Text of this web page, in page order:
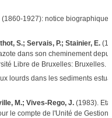
1927): notice
S.; Servais, P.; Stainier, E.
dans son cheminement
Libre de Bruxelles: Bruxelles. ,
lourds dans les sediments
M.; Vives-Rego, J.(1983).
le compte de l'Unité de